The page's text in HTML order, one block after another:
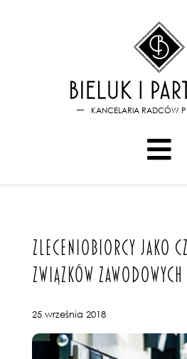
KANCELARIA RADCÓW
ZLECENIOBIORCY JAKO
ZWIĄZKÓW ZAWODOWYCH
25 września 2018